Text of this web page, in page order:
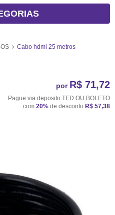
Cabo hdmi 25 metros
por R$ 71,72
Pague via deposito TED OU BOLETO
com 20% de desconto R$ 57,38